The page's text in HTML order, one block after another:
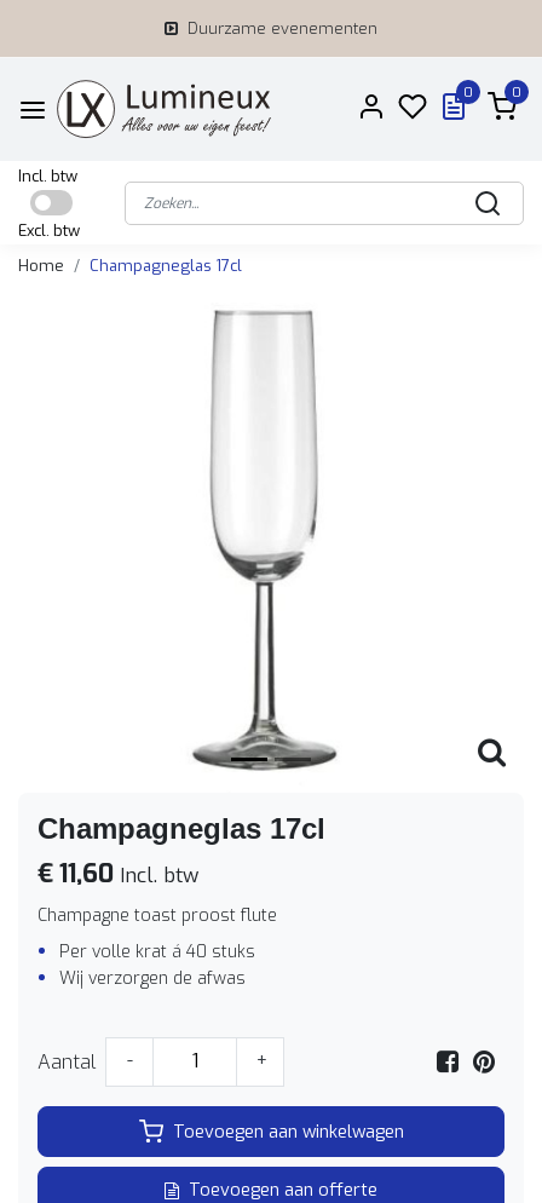
Duurzame evenementen
0 0
Incl. btw
Excl. btw
Home
Champagneglas 17cl
Champagneglas 17cl
€ 11,60 Incl. btw
Champagne toast proost flute
Per volle krat á 40 stuks
Wij verzorgen de afwas
Aantal - +
Toevoegen aan winkelwagen
Toevoegen aan offerte